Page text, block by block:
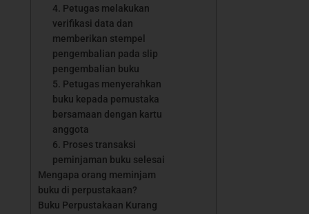
4. Petugas melakukan
verifikasi data dan
memberikan stempel
pengembalian pada slip
pengembalian buku
5. Petugas menyerahkan
buku kepada pemustaka
bersamaan dengan kartu
anggota
6. Proses transaksi
peminjaman buku selesai
Mengapa orang meminjam
buku di perpustakaan?
Buku Perpustakaan Kurang